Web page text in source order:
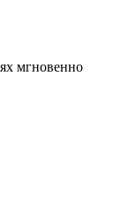
мгновенно